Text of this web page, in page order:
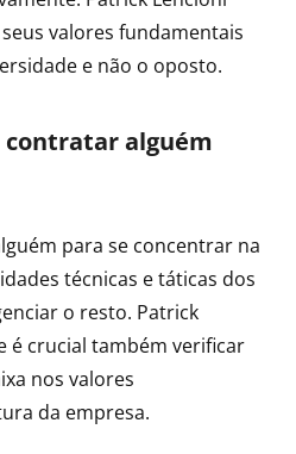
valores fundamentais
e não o oposto.
alguém
para se concentrar na
técnicas e táticas dos
o resto. Patrick
é crucial também verificar
nos valores
da empresa.